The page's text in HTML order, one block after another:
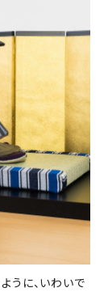
うに、いわいで